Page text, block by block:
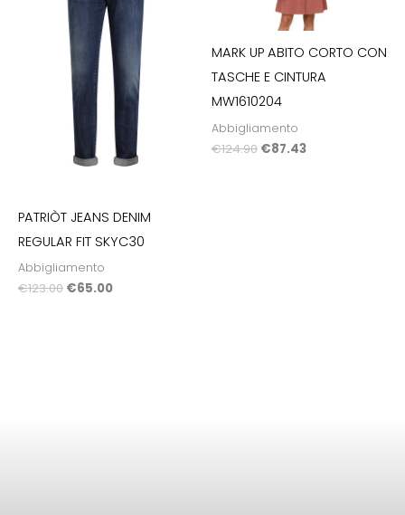
PATRIÒT JEANS DENIM
REGULAR FIT SKYC30
Abbigliamento
€123.00 €65.00
MARK UP ABITO CORTO CON
TASCHE E CINTURA
MW1610204
Abbigliamento
€124.90 €87.43